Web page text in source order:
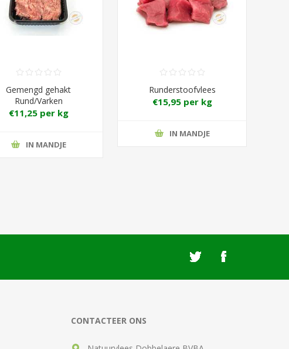
Gemengd gehakt
Rund/Varken
€11,25 per kg
IN MANDJE
Runderstoofvlees
€15,95 per kg
IN MANDJE
CONTACTEER ONS